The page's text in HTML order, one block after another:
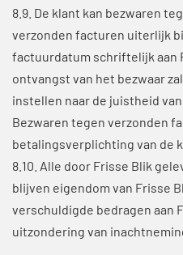
8.9. De klant kan bezwaren
verzonden facturen uiterlijk
factuurdatum schriftelijk aan
ontvangst van het bezwaar
instellen naar de juistheid
Bezwaren tegen verzonden
betalingsverplichting van de
8.10. Alle door Frisse Blik
blijven eigendom van Frisse
verschuldigde bedragen aan
uitzondering van